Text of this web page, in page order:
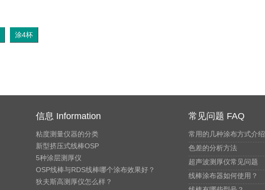
涂4杯
信息 Information
粘度测量仪器的分类
新型挤压式线棒OSP
5种涂层测厚仪
OSP线棒与RDS线棒哪个涂布效果好？
狄夫斯高测厚仪怎么样？
常见问题 FAQ
常用的几种涂布方式介绍
色差的分析方法
超声波测厚仪常见问题
线棒涂布器如何使用？